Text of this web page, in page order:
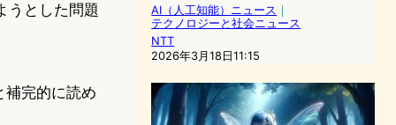
うとした問題
補完的に読め
AI（人工知能）ニュース ｜
テクノロジーと社会ニュース
NTT
2026年3月18日11:15